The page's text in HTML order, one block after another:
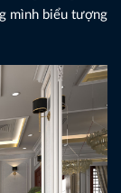
mình biểu tượng